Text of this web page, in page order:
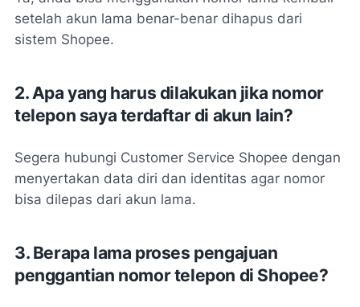
setelah akun lama benar-benar dihapus dari
sistem Shopee.
2. Apa yang harus dilakukan jika nomor
telepon saya terdaftar di akun lain?
Segera hubungi Customer Service Shopee dengan
menyertakan data diri dan identitas agar nomor
bisa dilepas dari akun lama.
3. Berapa lama proses pengajuan
penggantian nomor telepon di Shopee?